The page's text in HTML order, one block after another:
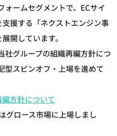
ームセグメントで、ECサイ
援する「ネクストエンジン事
開しています。
グループの組織再編方針につ
型スピンオフ・上場を進めて
方針について
グロース市場に上場しまし